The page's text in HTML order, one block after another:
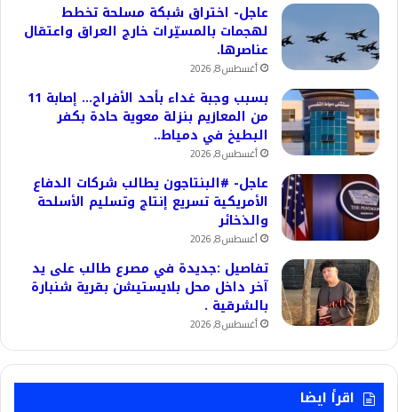
عاجل- اختراق شبكة مسلحة تخطط
لهجمات بالمسيّرات خارج العراق واعتقال
عناصرها.
أغسطس 8, 2026
بسبب وجبة غداء بأحد الأفراح… إصابة 11
من المعازيم بنزلة معوية حادة بكفر
البطيخ في دمياط..
أغسطس 8, 2026
عاجل- #البنتاجون يطالب شركات الدفاع
الأمريكية تسريع إنتاج وتسليم الأسلحة
والذخائر
أغسطس 8, 2026
تفاصيل :جديدة في مصرع طالب على يد
آخر داخل محل بلايستيشن بقرية شنبارة
بالشرقية .
أغسطس 8, 2026
اقرأ ايضا